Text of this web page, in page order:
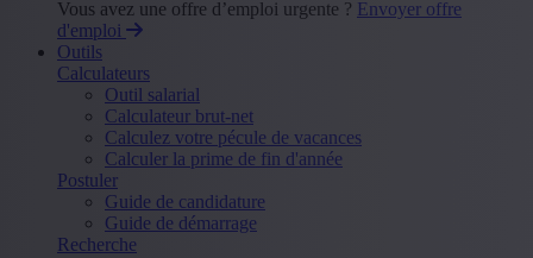
Vous avez une offre d’emploi urgente ? Envoyer offre
d'emploi
Outils
Calculateurs
Outil salarial
Calculateur brut-net
Calculez votre pécule de vacances
Calculer la prime de fin d'année
Postuler
Guide de candidature
Guide de démarrage
Recherche